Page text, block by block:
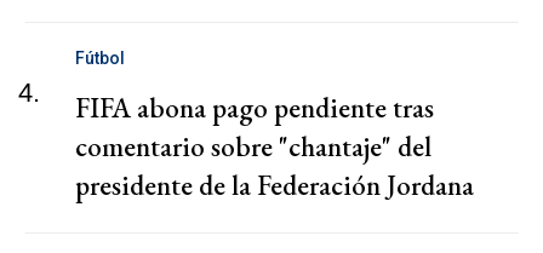
4.
Fútbol
FIFA abona pago pendiente tras
comentario sobre "chantaje" del
presidente de la Federación Jordana